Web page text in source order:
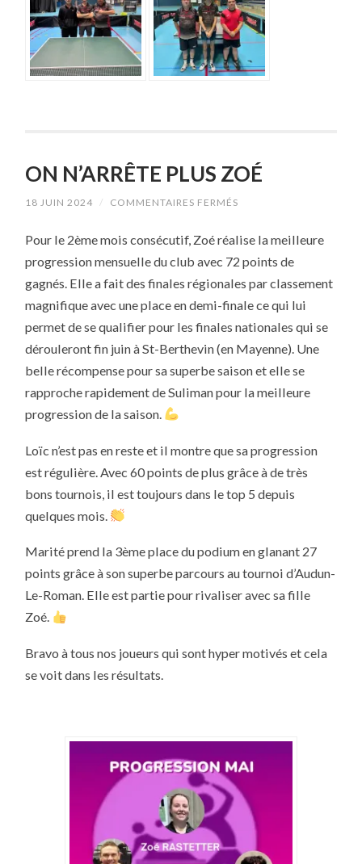
ON N’ARRÊTE PLUS ZOÉ
18 JUIN 2024 / COMMENTAIRES FERMÉS
PLUS
Pour le 2ème mois consécutif, Zoé réalise la meilleure
progression mensuelle du club avec 72 points de
gagnés. Elle a fait des finales régionales par classement
magnifique avec une place en demi-finale ce qui lui
permet de se qualifier pour les finales nationales qui se
dérouleront fin juin à St-Berthevin (en Mayenne). Une
belle récompense pour sa superbe saison et elle se
rapproche rapidement de Suliman pour la meilleure
progression de la saison.
Loïc n’est pas en reste et il montre que sa progression
est régulière. Avec 60 points de plus grâce à de très
bons tournois, il est toujours dans le top 5 depuis
quelques mois.
Marité prend la 3ème place du podium en glanant 27
points grâce à son superbe parcours au tournoi d’Audun-
Le-Roman. Elle est partie pour rivaliser avec sa fille
Zoé.
Bravo à tous nos joueurs qui sont hyper motivés et cela
se voit dans les résultats.